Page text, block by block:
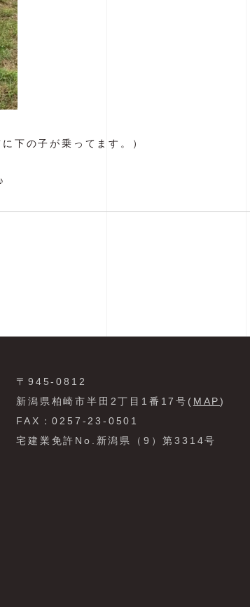
下の子が乗ってます。）
〒945-0812
新潟県柏崎市半田2丁目1番17号( MAP)
FAX：0257-23-0501
宅建業免許No.新潟県（9）第3314号